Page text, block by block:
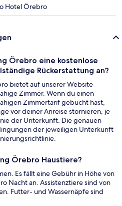
Hotel Örebro
Örebro eine kostenlose
Rückerstattung an?
bietet auf unserer Website
Zimmer. Wenn du einen
Zimmertarif gebucht hast,
vor deiner Anreise stornieren, je
der Unterkunft. Die genauen
der jeweiligen Unterkunft
Örebro Haustiere?
Es fällt eine Gebühr in Höhe von
Nacht an. Assistenztiere sind von
Futter- und Wassernäpfe sind